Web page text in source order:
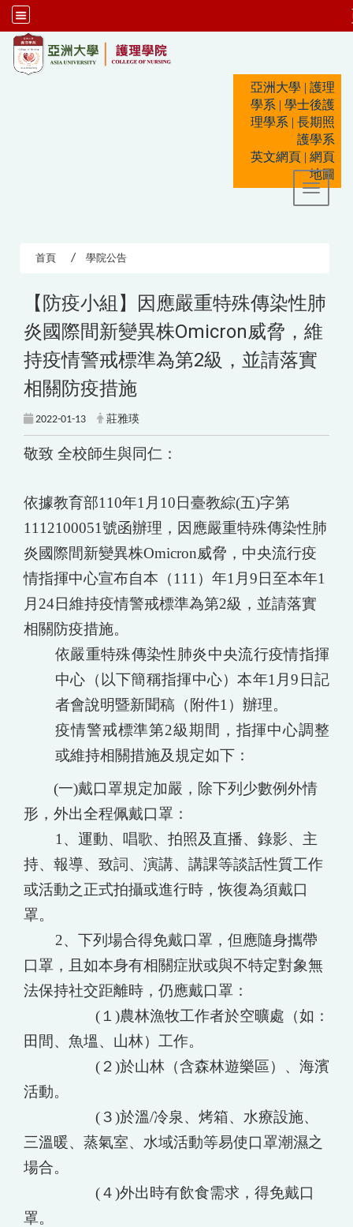
亞洲大學 | 護理
學系 | 學士後護
理學系 | 長期照
護學系
英文網頁 | 網頁
地圖
Toggle
首頁 學院公告
【防疫小組】因應嚴重特殊傳染性肺
炎國際間新變異株Omicron威脅，維
持疫情警戒標準為第2級，並請落實
相關防疫措施
2022-01-13 莊雅瑛
敬致 全校師生與同仁：
依據教育部110年1月10日臺教綜(五)字第
1112100051號函辦理，因應嚴重特殊傳染性肺
炎國際間新變異株Omicron威脅，中央流行疫
情指揮中心宣布自本（111）年1月9日至本年1
月24日維持疫情警戒標準為第2級，並請落實
相關防疫措施。
依嚴重特殊傳染性肺炎中央流行疫情指揮
中心（以下簡稱指揮中心）本年1月9日記
者會說明暨新聞稿（附件1）辦理。
疫情警戒標準第2級期間，指揮中心調整
或維持相關措施及規定如下：
(一)戴口罩規定加嚴，除下列少數例外情
形，外出全程佩戴口罩：
1 、運動、唱歌、拍照及直播、錄影、主
持、報導、致詞、演講、講課等談話性質工作
或活動之正式拍攝或進行時，恢復為須戴口
罩。
2、下列場合得免戴口罩，但應隨身攜帶
口罩，且如本身有相關症狀或與不特定對象無
法保持社交距離時，仍應戴口罩：
(１)農林漁牧工作者於空曠處（如：
田間、魚塭、山林）工作。
(２)於山林（含森林遊樂區）、海濱
活動。
(３)於溫/冷泉、烤箱、水療設施、
三溫暖、蒸氣室、水域活動等易使口罩潮濕之
場合。
(４)外出時有飲食需求，得免戴口
罩。